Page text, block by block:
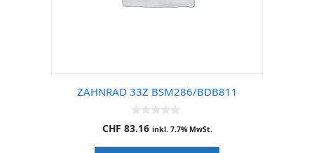
ZAHNRAD 33Z BSM286/BDB811
0
o
CHF 83.16 inkl. 7.7% MwSt.